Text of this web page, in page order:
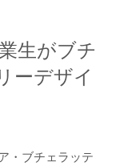
生がブチ
ーデザイ
・ブチェラッテ